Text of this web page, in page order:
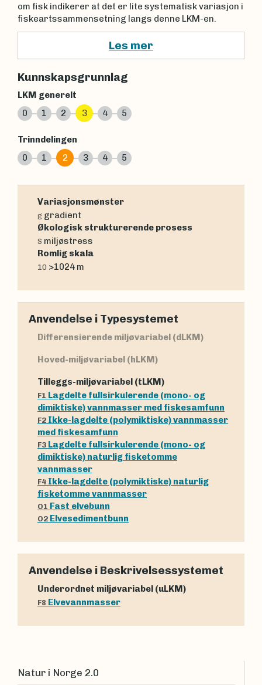
om fisk indikerer at det er lite systematisk variasjon i
fiskeartssammensetning langs denne LKM-en.
Les mer
Kunnskapsgrunnlag
LKM generelt
0
1 2 3 4 5
Trinndelingen
0
1 2 3 4 5
Variasjonsmønster
g gradient
Økologisk strukturerende prosess
S miljøstress
Romlig skala
10 >1024 m
Anvendelse i Typesystemet
Differensierende miljøvariabel (dLKM)
Hoved-miljøvariabel (hLKM)
Tilleggs-miljøvariabel (tLKM)
F1 Lagdelte fullsirkulerende (mono- og
dimiktiske) vannmasser med fiskesamfunn
F2 Ikke-lagdelte (polymiktiske) vannmasser
med fiskesamfunn
F3 Lagdelte fullsirkulerende (mono- og
dimiktiske) naturlig fisketomme
vannmasser
F4 Ikke-lagdelte (polymiktiske) naturlig
fisketomme vannmasser
O1 Fast elvebunn
O2 Elvesedimentbunn
Anvendelse i Beskrivelsessystemet
Underordnet miljøvariabel (uLKM)
F8 Elvevannmasser
Natur i Norge 2.0